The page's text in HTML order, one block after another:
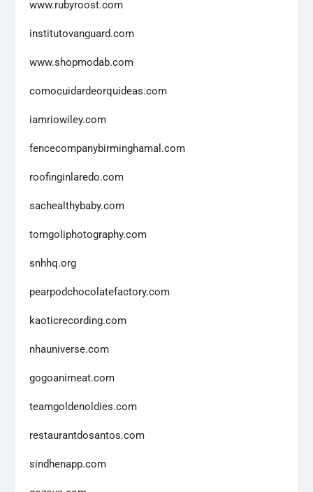
www.rubyroost.com
institutovanguard.com
www.shopmodab.com
comocuidardeorquideas.com
iamriowiley.com
fencecompanybirminghamal.com
roofinginlaredo.com
sachealthybaby.com
tomgoliphotography.com
snhhq.org
pearpodchocolatefactory.com
kaoticrecording.com
nhauniverse.com
gogoanimeat.com
teamgoldenoldies.com
restaurantdosantos.com
sindhenapp.com